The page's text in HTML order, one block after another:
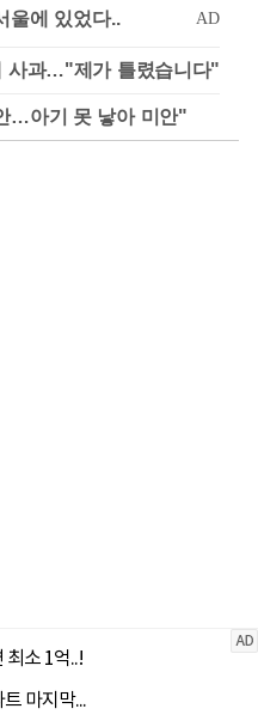
사과…"제가 틀렸습니다"
…아기 못 낳아 미안"